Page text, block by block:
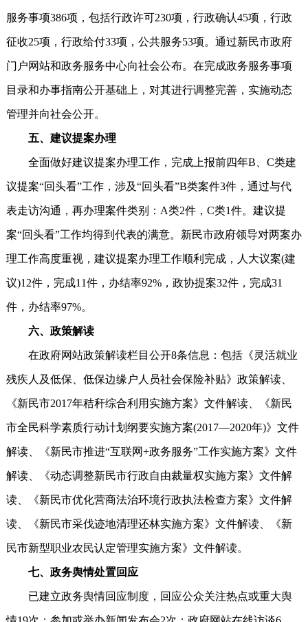
服务事项386项，包括行政许可230项，行政确认45项，行政
征收25项，行政给付33项，公共服务53项。通过新民市政府
门户网站和政务服务中心向社会公布。在完成政务服务事项
目录和办事指南公开基础上，对其进行调整完善，实施动态
管理并向社会公开。
五、建议提案办理
全面做好建议提案办理工作，完成上报前四年B、C类建
议提案“回头看”工作，涉及“回头看”B类案件3件，通过与代
表走访沟通，再办理案件类别：A类2件，C类1件。建议提
案“回头看”工作均得到代表的满意。新民市政府领导对两案办
理工作高度重视，建议提案办理工作顺利完成，人大议案(建
议)12件，完成11件，办结率92%，政协提案32件，完成31
件，办结率97%。
六、政策解读
在政府网站政策解读栏目公开8条信息：包括《灵活就业
残疾人及低保、低保边缘户人员社会保险补贴》政策解读、
《新民市2017年秸秆综合利用实施方案》文件解读、《新民
市全民科学素质行动计划纲要实施方案(2017—2020年)》文件
解读、《新民市推进“互联网+政务服务”工作实施方案》文件
解读、《动态调整新民市行政自由裁量权实施方案》文件解
读、《新民市优化营商法治环境行政执法检查方案》文件解
读、《新民市采伐迹地清理还林实施方案》文件解读、《新
民市新型职业农民认定管理实施方案》文件解读。
七、政务舆情处置回应
已建立政务舆情回应制度，回应公众关注热点或重大舆